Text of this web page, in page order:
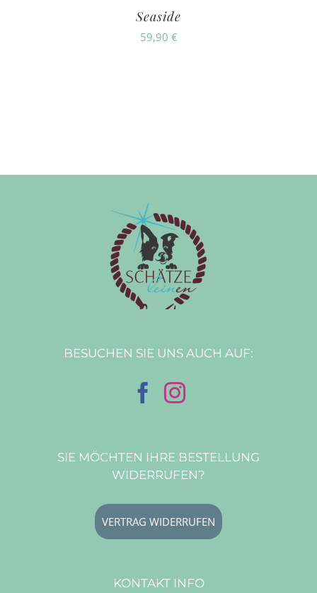
Seaside
59,90 €
BESUCHEN SIE UNS AUCH AUF:
SIE MÖCHTEN IHRE BESTELLUNG
WIDERRUFEN?
VERTRAG WIDERRUFEN
KONTAKT INFO